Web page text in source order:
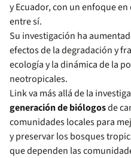
y Ecuador, con un enfoque
entre sí.
Su investigación ha
efectos de la degradación y
ecología y la dinámica de la
neotropicales.
Link va más allá de la
generación de biólogosde
comunidades locales para
y preservar los bosques
que dependen las